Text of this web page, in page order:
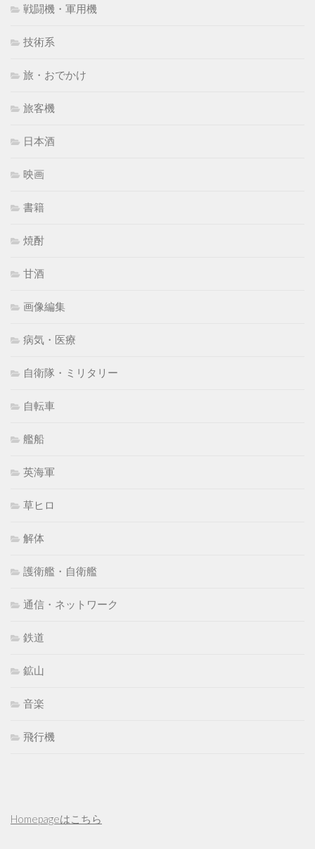
戦闘機・軍用機
技術系
旅・おでかけ
旅客機
日本酒
映画
書籍
焼酎
甘酒
画像編集
病気・医療
自衛隊・ミリタリー
自転車
艦船
英海軍
草ヒロ
解体
護衛艦・自衛艦
通信・ネットワーク
鉄道
鉱山
音楽
飛行機
Homepageはこちら